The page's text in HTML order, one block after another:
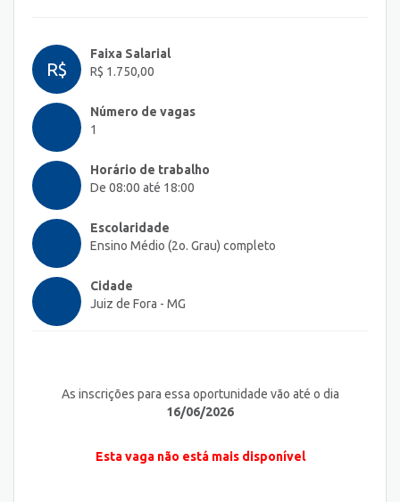
R$
Faixa Salarial
R$ 1.750,00
Número de vagas
1
Horário de trabalho
De 08:00 até 18:00
Escolaridade
Ensino Médio (2o. Grau) completo
Cidade
Juiz de Fora - MG
As inscrições para essa oportunidade vão até o dia
16/06/2026
Esta vaga não está mais disponível